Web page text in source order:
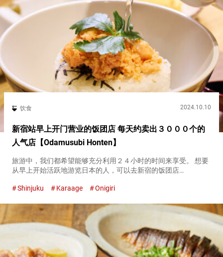
饮食 2024.10.10
新宿站早上开门营业的饭团店 每天约卖出３０００个的
人气店【Odamusubi Honten】
旅游中，我们都希望能够充分利用２４小时的时间来享受。 想要
从早上开始活跃地游览日本的人，可以去新宿的饭团店
都非常流行的日本食品。从早上６点３０分开始营业的『Od...
Shinjuku Karaage Onigiri